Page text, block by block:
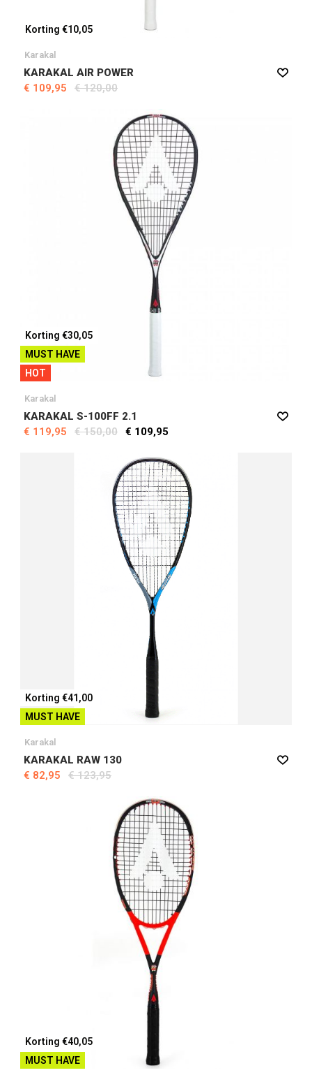
Korting €10,05
Karakal
KARAKAL AIR POWER
€ 109,95
€ 120,00
Korting €30,05
MUST HAVE
HOT
Karakal
KARAKAL S-100FF 2.1
€ 119,95
€ 150,00 € 109,95
Korting €41,00
MUST HAVE
Karakal
KARAKAL RAW 130
€ 82,95
€ 123,95
Korting €40,05
MUST HAVE